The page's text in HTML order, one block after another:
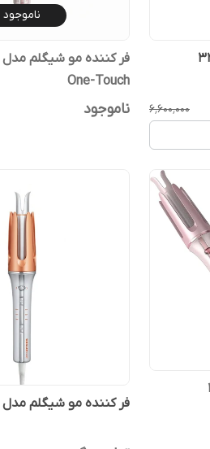
۶٬۶۰۰٬۰۰۰
ناموجود
One-Touch
ناموجود
فر کننده مو شیگلم مدل 32 mm